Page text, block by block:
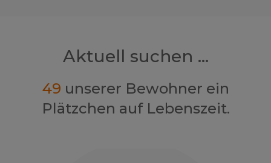
Aktuell suchen ...
49 unserer Bewohner ein
Plätzchen auf Lebenszeit.